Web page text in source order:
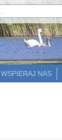
WSPIERAJ NAS